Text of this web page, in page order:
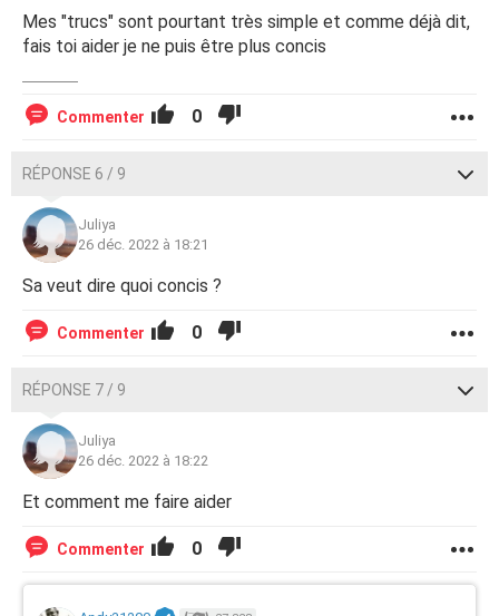
Mes "trucs" sont pourtant très simple et comme déjà dit,
fais toi aider je ne puis être plus concis
Commenter 0
RÉPONSE 6 / 9
Juliya
26 déc. 2022 à 18:21
Sa veut dire quoi concis ?
Commenter 0
RÉPONSE 7 / 9
Juliya
26 déc. 2022 à 18:22
Et comment me faire aider
Commenter 0